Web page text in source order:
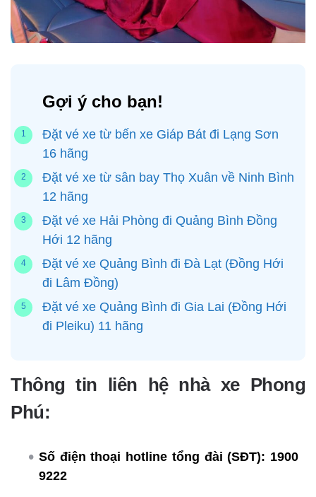
Gợi ý cho bạn!
Đặt vé xe từ bến xe Giáp Bát đi Lạng Sơn
16 hãng
Đặt vé xe từ sân bay Thọ Xuân về Ninh Bình
12 hãng
Đặt vé xe Hải Phòng đi Quảng Bình Đồng
Hới 12 hãng
Đặt vé xe Quảng Bình đi Đà Lạt (Đồng Hới
đi Lâm Đồng)
Đặt vé xe Quảng Bình đi Gia Lai (Đồng Hới
đi Pleiku) 11 hãng
Thông tin liên hệ nhà xe Phong
Phú:
Số điện thoại hotline tổng đài (SĐT): 1900
9222